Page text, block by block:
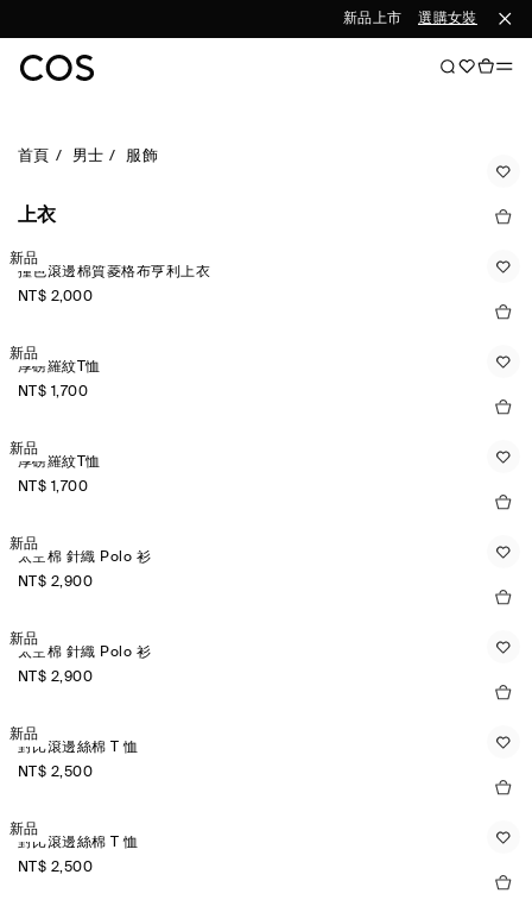
新品上市 選購女裝 選購男
首頁 男士 服飾
上衣
新品
撞色滾邊棉質菱格布亨利上衣
NT$ 2,000
新品
厚磅羅紋T恤
NT$ 1,700
新品
厚磅羅紋T恤
NT$ 1,700
新品
太空棉 針織 Polo 衫
NT$ 2,900
新品
太空棉 針織 Polo 衫
NT$ 2,900
新品
對比滾邊絲棉 T 恤
NT$ 2,500
新品
對比滾邊絲棉 T 恤
NT$ 2,500